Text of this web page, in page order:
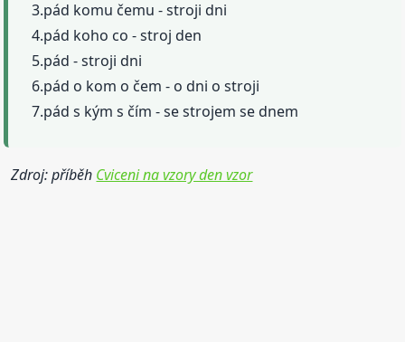
3.pád komu čemu - stroji dni
4.pád koho co - stroj den
5.pád - stroji dni
6.pád o kom o čem - o dni o stroji
7.pád s kým s čím - se strojem se dnem
Zdroj: příběh Cviceni na vzory den vzor